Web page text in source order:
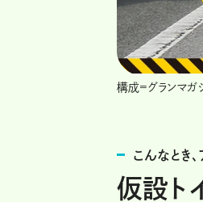
構成=グランマ
こんなとき
仮設ト